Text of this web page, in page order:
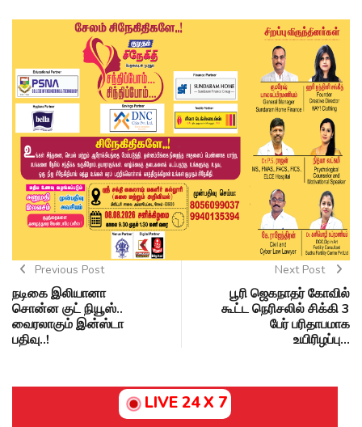
Previous Post
நடிகை இலியானா
சொன்ன குட் நியூஸ்..
வைரலாகும் இன்ஸ்டா
பதிவு..!
Next Post
பூரி ஜெகநாதர் கோவில்
கூட்ட நெரிசலில் சிக்கி 3
பேர் பரிதாபமாக
உயிரிழப்பு...
LIVE 24 X 7